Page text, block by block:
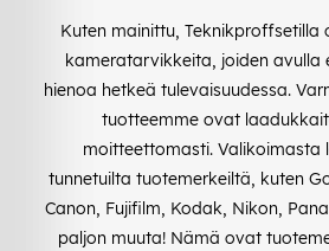
Kuten mainittu, Teknikproffsetilla
kameratarvikkeita, joiden avulla
hienoa hetkeä tulevaisuudessa.
tuotteemme ovat
moitteettomasti.
tunnetuilta tuotemerkeiltä, kuten
Canon, Fujifilm, Kodak, Nikon,
paljon muuta! Nämä ovat